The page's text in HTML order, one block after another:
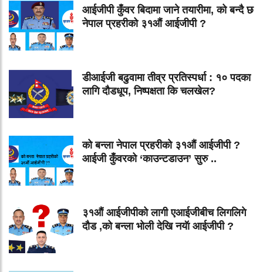
आईजीपी कुँवर बिदामा जाने तयारीमा, को बन्दै छ
नेपाल प्रहरीको ३१औं आईजीपी ?
डीआईजी बढुवामा तीव्र प्रतिस्पर्धा : १० पदका
लागि दौडधूप, निष्पक्षता कि चलखेल?
को बन्ला नेपाल प्रहरीको ३१औं आईजीपी ?
आईजी कुँवरको ‘काउन्टडाउन’ सुरु ..
३१औं आईजीपीको लागी एआईजीबीच लिगलिगे
दौड ,को बन्ला भोली देखि नयॅा आईजीपी ?